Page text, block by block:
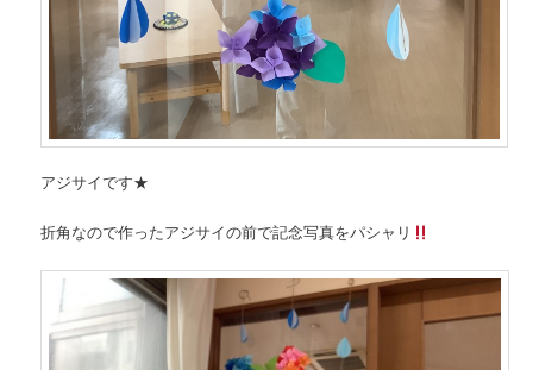
アジサイです★
折角なので作ったアジサイの前で記念写真をパシャリ